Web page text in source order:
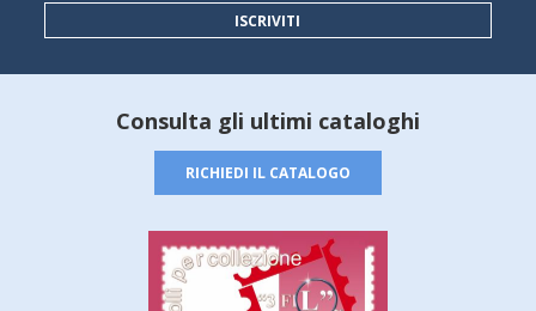
ISCRIVITI
Consulta gli ultimi cataloghi
RICHIEDI IL CATALOGO